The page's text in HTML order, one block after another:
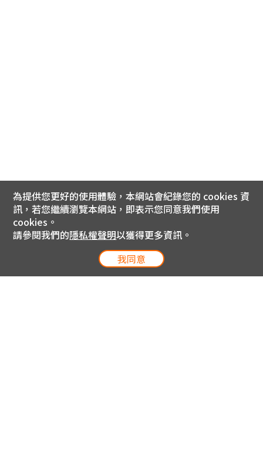
為提供您更好的使用體驗，本網站會紀錄您的 cookies 資
訊，若您繼續瀏覽本網站，即表示您同意我們使用
cookies。
請參閱我們的隱私權聲明以獲得更多資訊。
我同意